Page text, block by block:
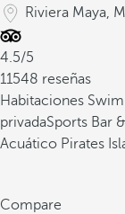
Riviera Maya,
4.5/5
11548 reseñas
Habitaciones
privadaSports Bar
Acuático Pirates
Compare